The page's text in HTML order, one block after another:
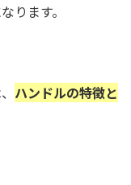
ります。
ハンドルの特徴と